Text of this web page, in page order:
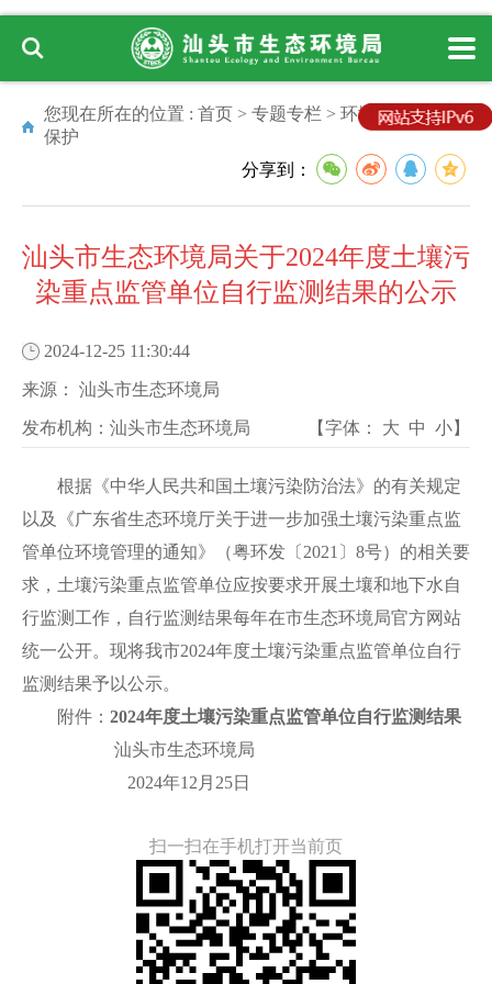
您现在所在的位置 : 首页 > 专题专栏 > 环境管理>生态
保护
分享到：
汕头市生态环境局关于2024年度土壤污
染重点监管单位自行监测结果的公示
2024-12-25 11:30:44
来源： 汕头市生态环境局
发布机构： 汕头市生态环境局 【字体： 大 中 小】
根据《中华人民共和国土壤污染防治法》的有关规定
以及《广东省生态环境厅关于进一步加强土壤污染重点监
管单位环境管理的通知》（粤环发〔2021〕8号）的相关要
求，土壤污染重点监管单位应按要求开展土壤和地下水自
行监测工作，自行监测结果每年在市生态环境局官方网站
统一公开。现将我市2024年度土壤污染重点监管单位自行
监测结果予以公示。
附件： 2024年度土壤污染重点监管单位自行监测结果
汕头市生态环境局
2024年12月25日
扫一扫在手机打开当前页